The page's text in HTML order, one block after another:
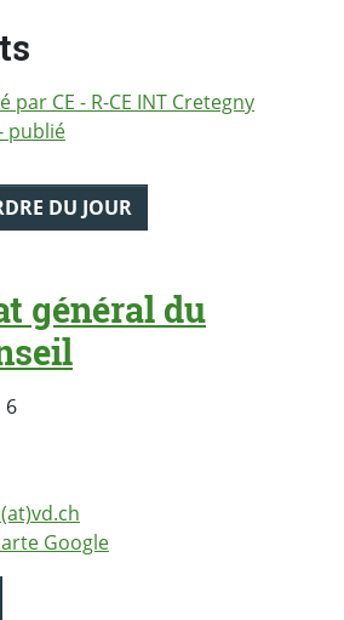
par CE - R-CE INT Cretegny
publié
DU JOUR
général du
6
Google